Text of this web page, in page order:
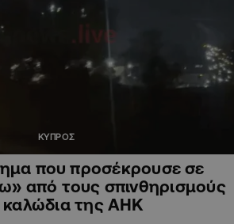
ΚΥΠΡΟΣ
που προσέκρουσε σε
από τους σπινθηρισμούς
καλώδια της ΑΗΚ